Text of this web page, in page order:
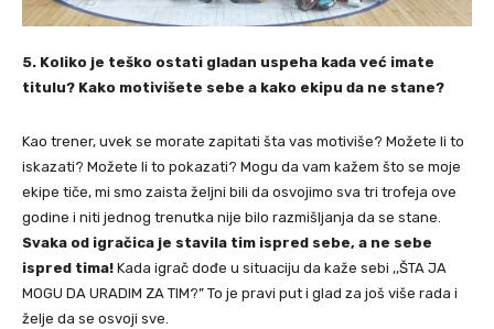
5. Koliko je teško ostati gladan uspeha kada već imate
titulu? Kako motivišete sebe a kako ekipu da ne stane?
Kao trener, uvek se morate zapitati šta vas motiviše? Možete li to
iskazati? Možete li to pokazati? Mogu da vam kažem što se moje
ekipe tiče, mi smo zaista željni bili da osvojimo sva tri trofeja ove
godine i niti jednog trenutka nije bilo razmišljanja da se stane.
Svaka od igračica je stavila tim ispred sebe, a ne sebe
ispred tima! Kada igrač dođe u situaciju da kaže sebi ,,ŠTA JA
MOGU DA URADIM ZA TIM?” To je pravi put i glad za još više rada i
želje da se osvoji sve.